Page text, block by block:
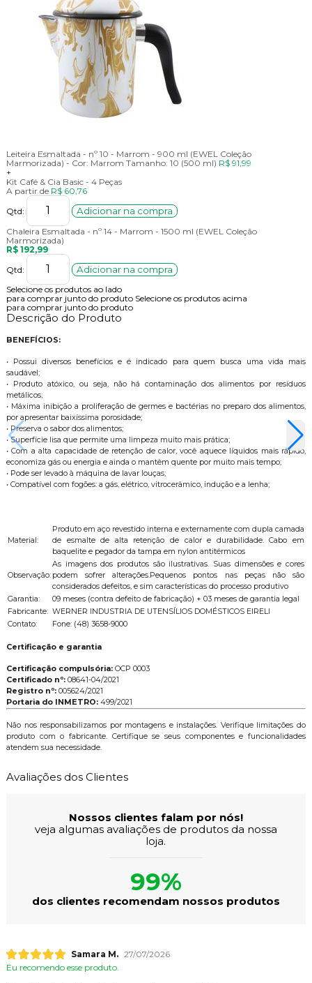
Leiteira Esmaltada - nº 10 - Marrom - 900 ml (EWEL Coleção
Marmorizada) - Cor: Marrom Tamanho: 10 (500 ml) R$ 91,99
+
Kit Café & Cia Basic - 4 Peças
A partir de R$ 60,76
Qtd:
Adicionar na compra
Chaleira Esmaltada - nº 14 - Marrom - 1500 ml (EWEL Coleção
Marmorizada)
R$ 192,99
Qtd:
Adicionar na compra
Selecione os produtos ao lado
para comprar junto do produto Selecione os produtos acima
para comprar junto do produto
Descrição do Produto
BENEFÍCIOS:
• Possui diversos benefícios e é indicado para quem busca uma vida mais
saudável;
• Produto atóxico, ou seja, não há contaminação dos alimentos por resíduos
metálicos;
• Máxima inibição a proliferação de germes e bactérias no preparo dos alimentos,
por apresentar baixíssima porosidade;
• Preserva o sabor dos alimentos;
• Superfície lisa que permite uma limpeza muito mais prática;
• Com a alta capacidade de retenção de calor, você aquece líquidos mais rápido,
economiza gás ou energia e ainda o mantêm quente por muito mais tempo;
• Pode ser levado à máquina de lavar louças;
• Compatível com fogões: a gás, elétrico, vitrocerâmico, indução e a lenha;
Material:
Produto em aço revestido interna e externamente com dupla camada
de esmalte de alta retenção de calor e durabilidade. Cabo em
baquelite e pegador da tampa em nylon antitérmicos
Observação:
As imagens dos produtos são ilustrativas. Suas dimensões e cores
podem sofrer alterações.Pequenos pontos nas peças não são
considerados defeitos, e sim características do processo produtivo
Garantia:
09 meses (contra defeito de fabricação) + 03 meses de garantia legal
Fabricante: WERNER INDUSTRIA DE UTENSÍLIOS DOMÉSTICOS EIRELI
Contato:
Fone: (48) 3658-9000
Certificação e garantia
Certificação compulsória:OCP 0003
Certificado nº:08641-04/2021
Registro nº:005624/2021
Portaria do INMETRO: 499/2021
Não nos responsabilizamos por montagens e instalações. Verifique limitações do
produto com o fabricante. Certifique se seus componentes e funcionalidades
atendem sua necessidade.
Avaliações dos Clientes
Nossos clientes falam por nós!
veja algumas avaliações de produtos da nossa
loja.
99%
dos clientes recomendam nossos produtos
Samara M. 27/07/2026
Eu recomendo esse produto.